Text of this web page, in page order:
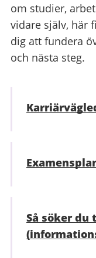
om studier,
vidare själv, här
dig att fundera
och nästa steg.
Så söker